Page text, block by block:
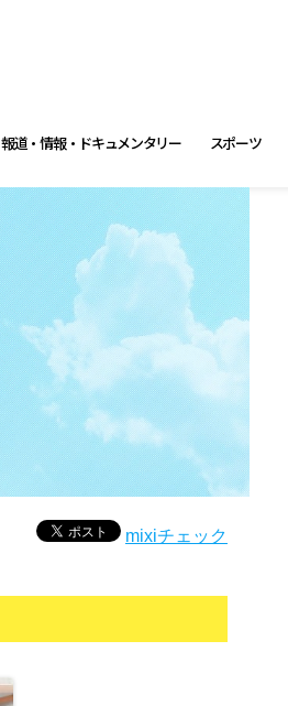
報道・情報・ドキュメンタリー スポーツ
mixiチェック